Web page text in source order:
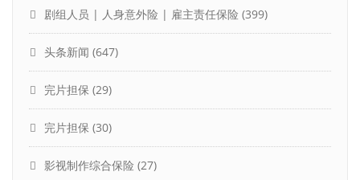
剧组人员 | 人身意外险 | 雇主责任保险 (399)
头条新闻 (647)
完片担保 (29)
完片担保 (30)
影视制作综合保险 (27)